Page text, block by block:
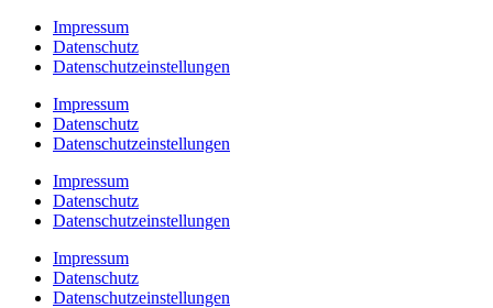
Impressum
Datenschutz
Datenschutzeinstellungen
Impressum
Datenschutz
Datenschutzeinstellungen
Impressum
Datenschutz
Datenschutzeinstellungen
Impressum
Datenschutz
Datenschutzeinstellungen